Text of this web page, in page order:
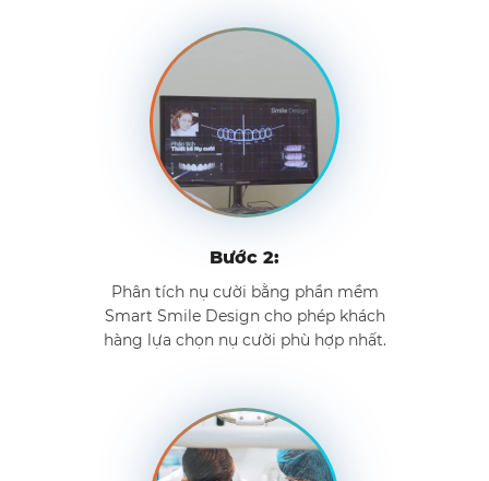
Bước 2:
Phân tích nụ cười bằng phần mềm
Smart Smile Design cho phép khách
hàng lựa chọn nụ cười phù hợp nhất.